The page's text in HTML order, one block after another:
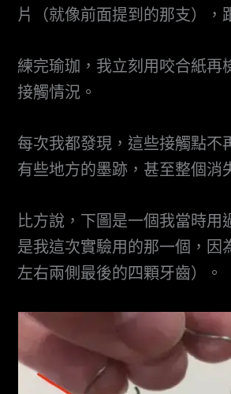
片（就像前面提到的那支），
練完瑜珈，我立刻用咬合紙再
接觸情況。
每次我都發現，這些接觸點不
有些地方的墨跡，甚至整個消
比方說，下圖是一個我當時用
是我這次實驗用的那一個，因
左右兩側最後的四顆牙齒）。